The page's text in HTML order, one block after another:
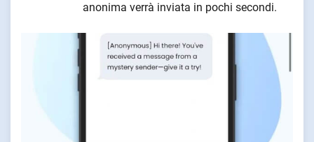
anonima verrà inviata in pochi secondi.